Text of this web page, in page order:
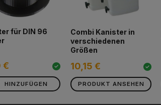
für DIN 96
€
HINZUFÜGEN
Combi Kanister in
verschiedenen
Größen
10,15 €
PRODUKT ANSEHEN